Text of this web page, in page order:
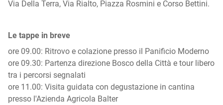
Via Della Terra, Via Rialto, Piazza Rosmini e Corso Bettini.
Le tappe in breve
ore 09.00: Ritrovo e colazione presso il Panificio Moderno
ore 09.30: Partenza direzione Bosco della Città e tour libero
tra i percorsi segnalati
ore 11.00: Visita guidata con degustazione in cantina
presso l'Azienda Agricola Balter